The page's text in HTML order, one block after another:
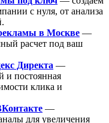
с нуля, от анализа
в Москве —
расчет под ваш
Директа —
и постоянная
клика и
—
для увеличения